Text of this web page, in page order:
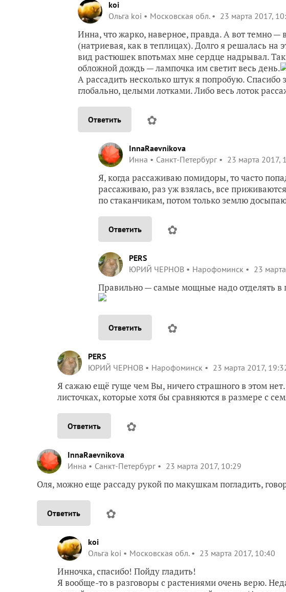
koi
Ольга koi
Московская обл. 23 марта 2017,
Инна, что жарко, наверное, правда. А вот темно —
(натриевая, как в теплицах). Долго я решалась на
вид растюшек впотьмах мне сердце надрывал. Так
обложной дождь — лампочка им светит весь день.
А рассадить несколько штук я попробую. Спасибо
глобально, целыми лотками. Либо весь лоток
Ответить ✿
InnaRaevnikova
Инна
Санкт-Петербург 23 марта 2017,
Я, когда рассаживаю помидоры, то часто
рассаживаю, раз уж взялась, все
по стаканчикам, потом только землю
Ответить ✿
PERS
ЮРИЙ ЧЕРНОВ
Нарофоминск 23
Правильно — самые мощные надо отделять
Ответить ✿
PERS
ЮРИЙ ЧЕРНОВ
Нарофоминск 23 марта 2017,
Я сажаю ещё гуще чем Вы, ничего страшного в этом
листочках, которые хотя бы сравняются в размере с
Ответить ✿
InnaRaevnikova
Инна
Санкт-Петербург 23 марта 2017, 10:29
Оля, можно еще рассаду рукой по макушкам погладить,
Ответить ✿
koi
Ольга koi
Московская обл. 23 марта 2017, 10:40
Инночка, спасибо! Пойду гладить!
Я вообще-то в разговоры с растениями очень верю.